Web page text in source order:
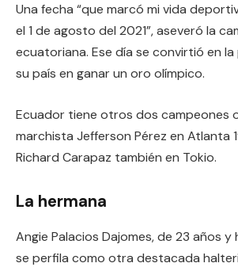
Una fecha “que marcó mi vida
el 1 de agosto del 2021”, aseveró la
ecuatoriana. Ese día se convirtió en
su país en ganar un oro olímpico.
Ecuador tiene otros dos campeones
marchista Jefferson Pérez en Atlanta
Richard Carapaz también en Tokio.
La hermana
Angie Palacios Dajomes, de 23 años y
se perfila como otra destacada